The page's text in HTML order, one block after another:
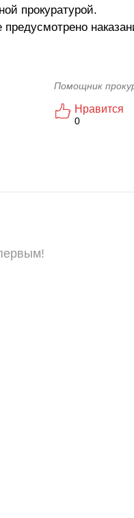
прокуратурой.
предусмотрено
Помощник
Нравится
0